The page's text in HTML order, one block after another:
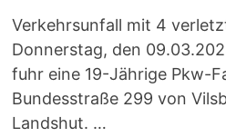
Verkehrsunfall mit 4
Donnerstag, den
fuhr eine 19-Jährige Pkw-
Bundesstraße 299 von
Landshut. …